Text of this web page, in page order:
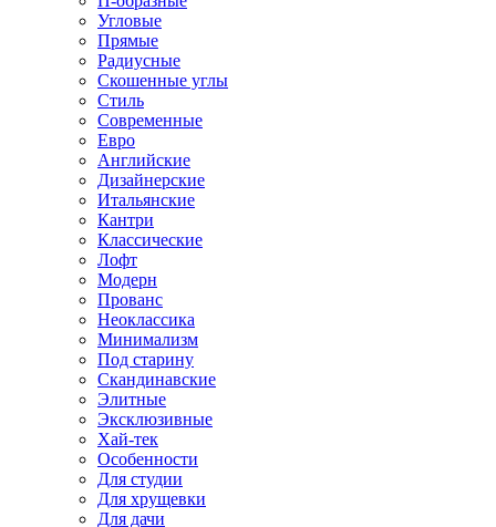
Угловые
Прямые
Радиусные
Скошенные углы
Стиль
Современные
Евро
Английские
Дизайнерские
Итальянские
Кантри
Классические
Лофт
Модерн
Прованс
Неоклассика
Минимализм
Под старину
Скандинавские
Элитные
Эксклюзивные
Хай-тек
Особенности
Для студии
Для хрущевки
Для дачи